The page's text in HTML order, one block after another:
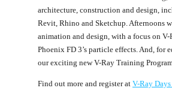
architecture, construction and design,
Revit, Rhino and Sketchup. Afternoons
animation and design, with a focus on
Phoenix FD 3’s particle effects. And, for
our exciting new V-Ray Training
Find out more and register at V-Ray